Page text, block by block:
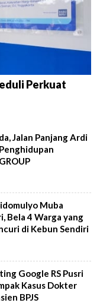
Perkuat
Jalan Panjang Ardi
Muba
Bela 4 Warga yang
di Kebun Sendiri
Google RS Pusri
Kasus Dokter
BPJS